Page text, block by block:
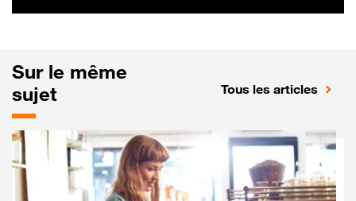
Sur le même
sujet
Tous les articles